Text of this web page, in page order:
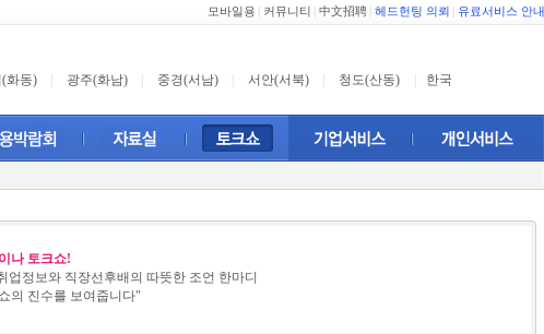
모바일용 커뮤니티 中文招聘 헤드헌팅 의뢰 유료서비스 안내
화동) 광주(화남) 중경(서남) 서안(서북) 청도(산동) 한국
나 토크쇼!
업정보와 직장선후배의 따뜻한 조언 한마디
의 진수를 보여줍니다"